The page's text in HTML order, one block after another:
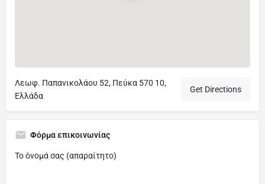
Λεωφ. Παπανικολάου 52, Πεύκα 570 10,
Ελλάδα
Get Directions
Φόρμα επικοινωνίας
Το όνομά σας (απαραίτητο)